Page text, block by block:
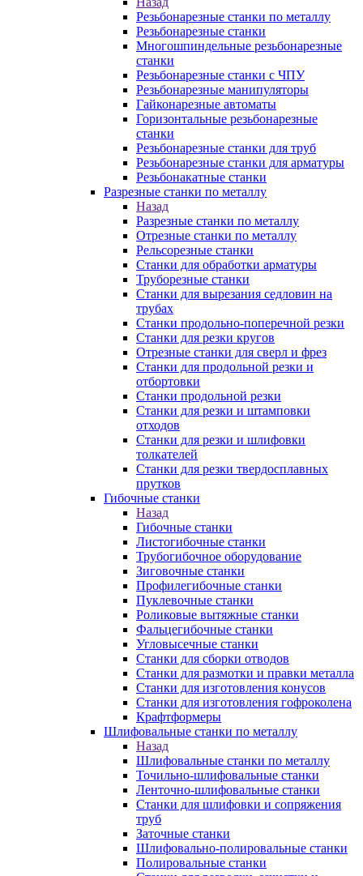
Резьбонарезные станки по металлу
Резьбонарезные станки
Многошпиндельные резьбонарезные
станки
Резьбонарезные станки с ЧПУ
Резьбонарезные манипуляторы
Гайконарезные автоматы
Горизонтальные резьбонарезные
станки
Резьбонарезные станки для труб
Резьбонарезные станки для арматуры
Резьбонакатные станки
Разрезные станки по металлу
Назад
Разрезные станки по металлу
Отрезные станки по металлу
Рельсорезные станки
Станки для обработки арматуры
Труборезные станки
Станки для вырезания седловин на
трубаx
Станки продольно-поперечной резки
Станки для резки кругов
Отрезные станки для сверл и фрез
Станки для продольной резки и
отбортовки
Станки продольной резки
Станки для резки и штамповки
отходов
Станки для резки и шлифовки
толкателей
Станки для резки твердосплавных
прутков
Гибочные станки
Назад
Гибочные станки
Листогибочные станки
Трубогибочное оборудование
Зиговочные станки
Профилегибочные станки
Пуклевочные станки
Роликовые вытяжные станки
Фальцегибочные станки
Угловысечные станки
Станки для сборки отводов
Станки для размотки и правки металла
Станки для изготовления конусов
Станки для изготовления гофроколена
Крафтформеры
Шлифовальные станки по металлу
Назад
Шлифовальные станки по металлу
Точильно-шлифовальные станки
Ленточно-шлифовальные станки
Станки для шлифовки и сопряжения
труб
Заточные станки
Шлифовально-полировальные станки
Полировальные станки